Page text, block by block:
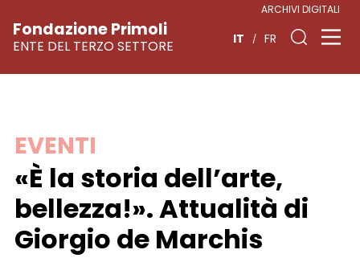
Vai
contenuto
Fondazione Primoli
ENTE DEL TERZO SETTORE
ARCHIVI DIGITALI
IT FR
EVENTI
«È la storia dell’arte,
bellezza!». Attualità di
Giorgio de Marchis